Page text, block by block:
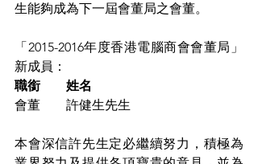
生能夠成為下一屆會董局之會董。
「2015-2016年度香港電腦商會會董局」
新成員：
職銜　　姓名
會董　　許健生先生
本會深信許先生定必繼續努力，積極為